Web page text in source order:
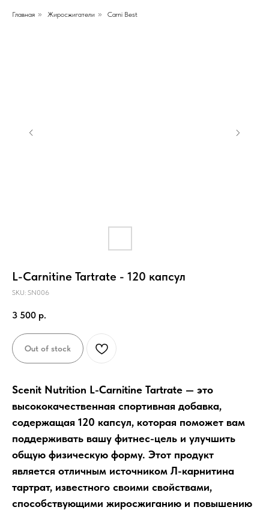
Главная » Жиросжигатели » Carni Best
L-Carnitine Tartrate - 120 капсул
SKU: SN006
3 500 р.
Out of stock
Scenit Nutrition L-Carnitine Tartrate — это
высококачественная спортивная добавка,
содержащая 120 капсул, которая поможет вам
поддерживать вашу фитнес-цель и улучшить
общую физическую форму. Этот продукт
является отличным источником Л-карнитина
тартрат, известного своими свойствами,
способствующими жиросжиганию и повышению